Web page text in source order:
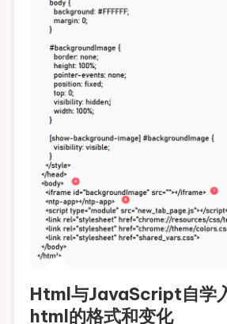
Html与JavaScript自学
html的格式和变化